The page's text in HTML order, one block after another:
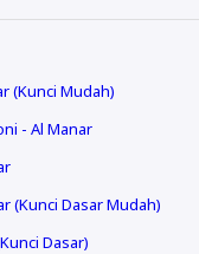
(Kunci Mudah)
- Al Manar
(Kunci Dasar Mudah)
Dasar)